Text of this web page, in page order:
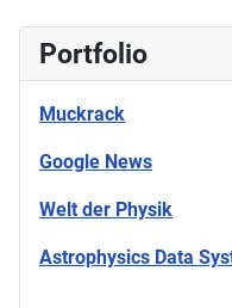
Portfolio
Muckrack
Google News
Welt der Physik
Astrophysics Data